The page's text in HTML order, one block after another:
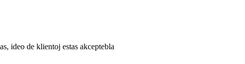
ideo de klientoj estas akceptebla